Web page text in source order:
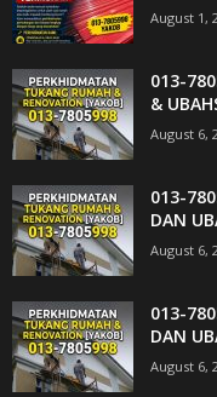
August 1,
013-
&
August 6,
013-
DAN
August 6,
013-
DAN
August 6,